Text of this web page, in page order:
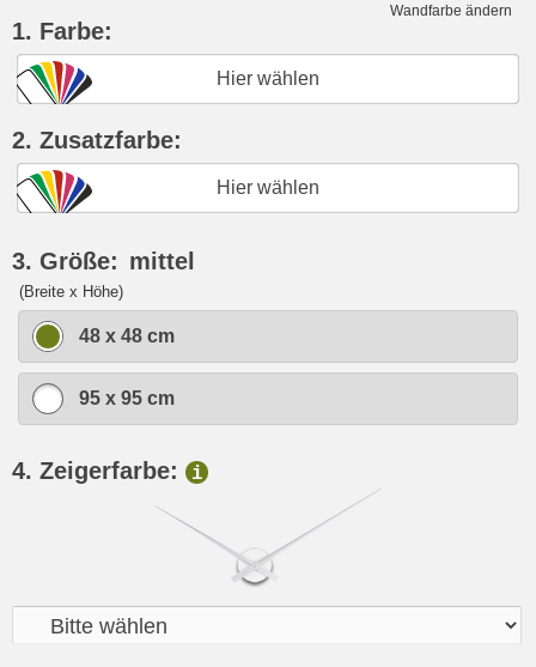
Wandfarbe ändern
1. Farbe:
Hier wählen
2. Zusatzfarbe:
Hier wählen
3. Größe: mittel
(Breite x Höhe)
48 x 48 cm
95 x 95 cm
4. Zeigerfarbe: i